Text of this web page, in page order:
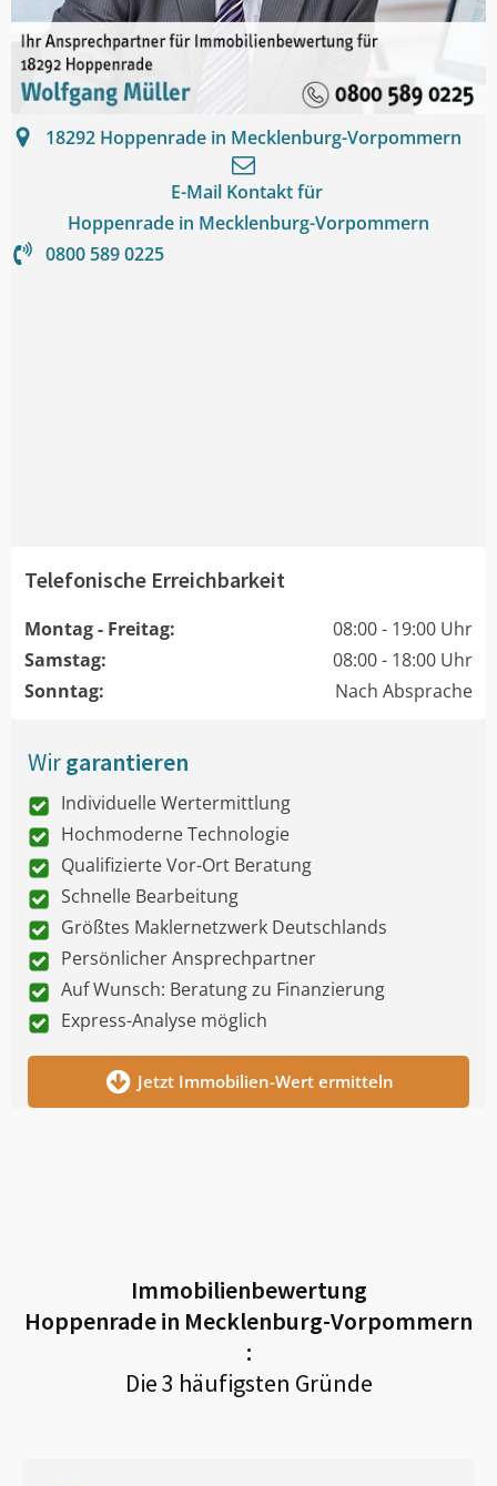
18292 Hoppenrade in Mecklenburg-Vorpommern
E-Mail Kontakt für
Hoppenrade in Mecklenburg-Vorpommern
0800 589 0225
Telefonische Erreichbarkeit
Montag - Freitag:
08:00 - 19:00 Uhr
Samstag:
08:00 - 18:00 Uhr
Sonntag:
Nach Absprache
Wirgarantieren
Individuelle Wertermittlung
Hochmoderne Technologie
Qualifizierte Vor-Ort Beratung
Schnelle Bearbeitung
Größtes Maklernetzwerk Deutschlands
Persönlicher Ansprechpartner
Auf Wunsch: Beratung zu Finanzierung
Express-Analyse möglich
Jetzt Immobilien-Wert ermitteln
Immobilienbewertung
Hoppenrade in Mecklenburg-Vorpommern
:
Die 3 häufigsten Gründe